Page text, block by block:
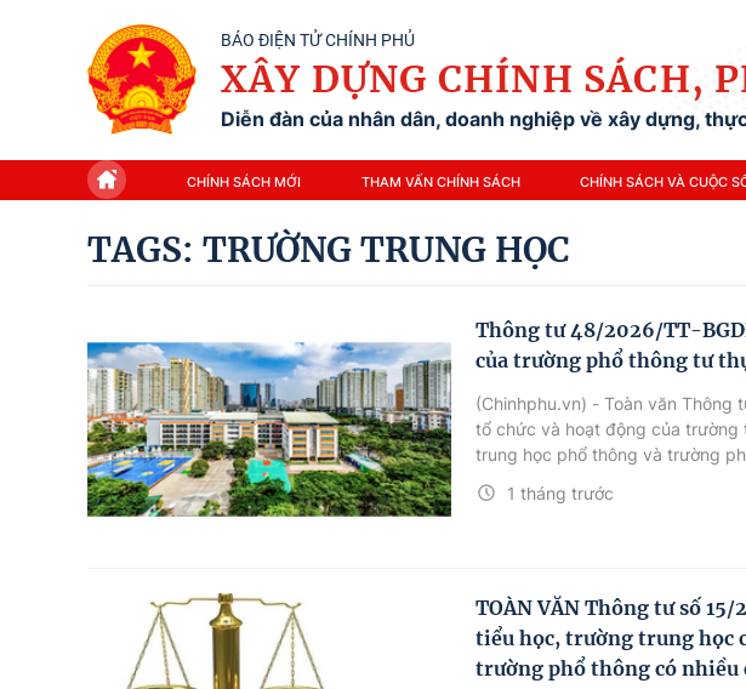
BÁO ĐIỆN TỬ CHÍNH PHỦ
XÂY DỰNG CHÍNH SÁCH,
Diễn đàn của nhân dân, doanh nghiệp về xây dựng,
CHÍNH SÁCH MỚI THAM VẤN CHÍNH SÁCH CHÍNH SÁCH VÀ CUỘC
TAGS: TRƯỜNG TRUNG HỌC
Thông tư 48/2026/TT-
của trường phổ thông tư
1 tháng trước
(Chinhphu.vn) - Toàn văn Thông
tổ chức và hoạt động của
trung học phổ thông và trường
(trường phổ thông tư thục).
08/8/2026.
TOÀN VĂN Thông tư số
tiểu học, trường trung học
trường phổ thông có nhiều